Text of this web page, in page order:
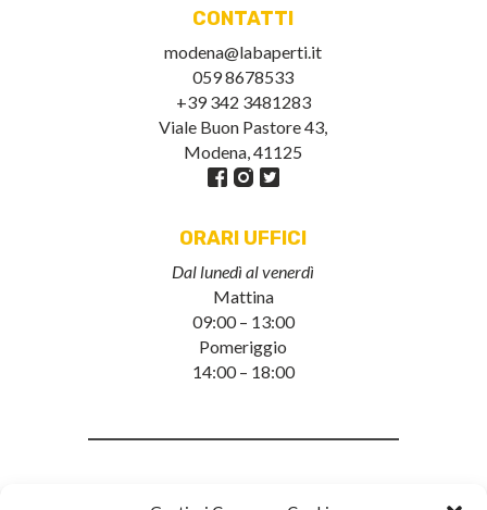
CONTATTI
modena@labaperti.it
059 8678533
+39 342 3481283
Viale Buon Pastore 43,
Modena, 41125
ORARI UFFICI
Dal lunedì al venerdì
Mattina
09:00 – 13:00
Pomeriggio
14:00 – 18:00